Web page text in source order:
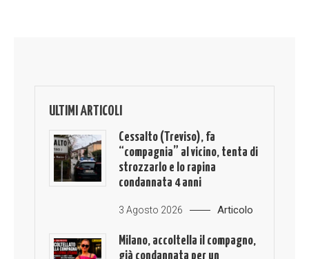
ULTIMI ARTICOLI
Cessalto (Treviso), fa
“compagnia” al vicino, tenta di
strozzarlo e lo rapina
condannata 4 anni
3 Agosto 2026 Articolo
Milano, accoltella il compagno,
già condannata per un